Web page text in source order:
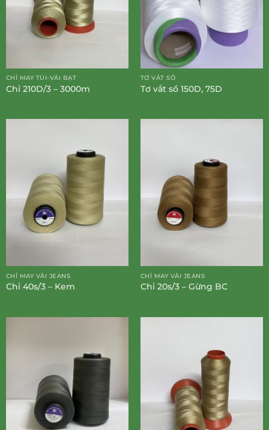
CHỈ MAY TÚI-VẢI BẠT
Chỉ 210D/3 – 3000m
TƠ VẮT SỔ
Tơ vắt sổ 150D, 75D
CHỈ MAY VẢI JEANS
Chỉ 40s/3 – Kem
CHỈ MAY VẢI JEANS
Chỉ 20s/3 – Gừng BC